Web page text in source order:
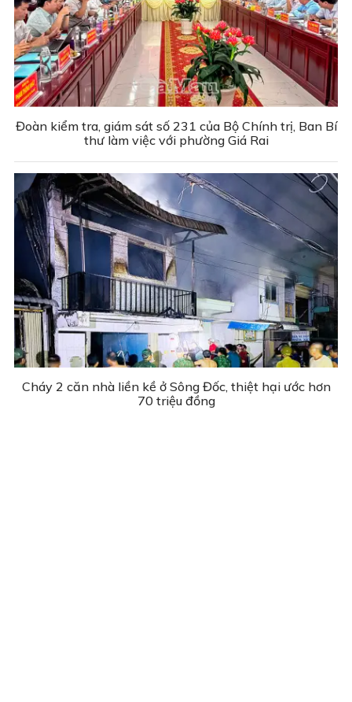
Đoàn kiểm tra, giám sát số 231 của Bộ Chính trị, Ban Bí
thư làm việc với phường Giá Rai
Cháy 2 căn nhà liền kề ở Sông Đốc, thiệt hại ước hơn
70 triệu đồng